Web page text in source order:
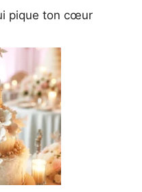
pique ton cœur